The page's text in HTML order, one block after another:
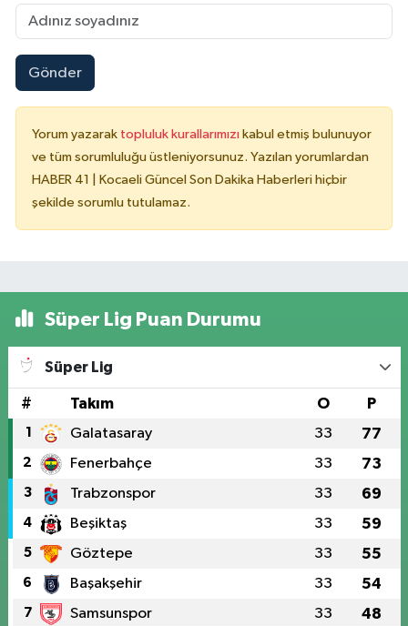
Gönder
Yorum yazarak topluluk kurallarımızı kabul etmiş bulunuyor
ve tüm sorumluluğu üstleniyorsunuz. Yazılan yorumlardan
HABER 41 | Kocaeli Güncel Son Dakika Haberleri hiçbir
şekilde sorumlu tutulamaz.
Süper Lig Puan Durumu
Süper Lig
# Takım O P
1 Galatasaray 33 77
2 Fenerbahçe 33 73
3 Trabzonspor 33 69
4 Beşiktaş 33 59
5 Göztepe 33 55
6 Başakşehir 33 54
7 Samsunspor 33 48